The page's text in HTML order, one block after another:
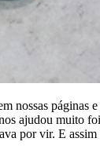
nossas páginas
ajudou muito
por vir. E